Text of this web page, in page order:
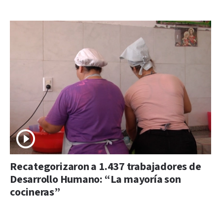
Recategorizaron a 1.437 trabajadores de
Desarrollo Humano: “La mayoría son
cocineras”